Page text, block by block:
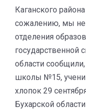
Каганского
сожалению, мы не
отделения
государственной
области
школы №15,
хлопок 29
Бухарской